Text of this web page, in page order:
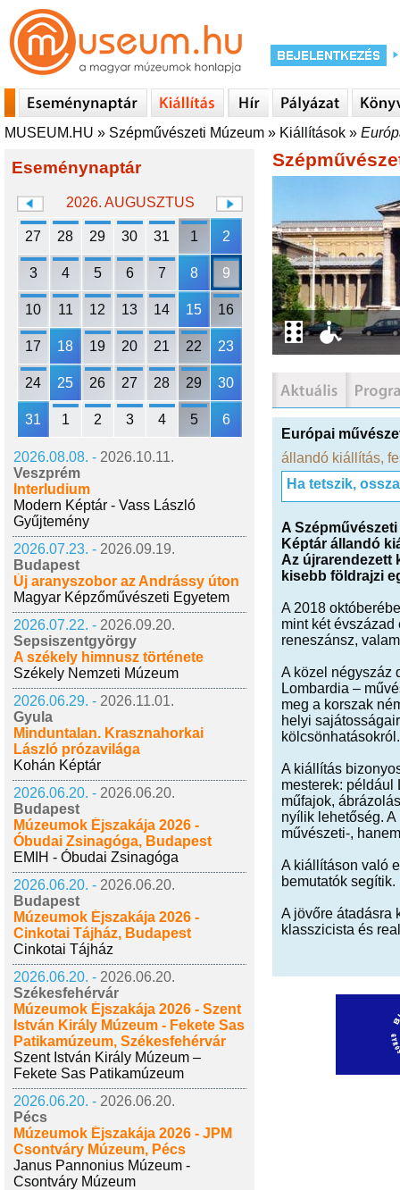
MUSEUM.HU » Szépművészeti Múzeum » Kiállítások »
Eseménynaptár
2026. AUGUSZTUS
27 28 29 30 31 1 2
3 4 5 6 7 8 9
10 11 12 13 14 15 16
17 18 19 20 21 22 23
24 25 26 27 28 29 30
31 1 2 3 4 5 6
2026.08.08. - 2026.10.11.
Veszprém
Interludium
Modern Képtár - Vass László
Gyűjtemény
2026.07.23. - 2026.09.19.
Budapest
Új aranyszobor az Andrássy úton
Magyar Képzőművészeti Egyetem
2026.07.22. - 2026.09.20.
Sepsiszentgyörgy
A székely himnusz története
Székely Nemzeti Múzeum
2026.06.29. - 2026.11.01.
Gyula
Minduntalan. Krasznahorkai
László prózavilága
Kohán Képtár
2026.06.20. - 2026.06.20.
Budapest
Múzeumok Éjszakája 2026 -
Óbudai Zsinagóga, Budapest
EMIH - Óbudai Zsinagóga
2026.06.20. - 2026.06.20.
Budapest
Múzeumok Éjszakája 2026 -
Cinkotai Tájház, Budapest
Cinkotai Tájház
2026.06.20. - 2026.06.20.
Székesfehérvár
Múzeumok Éjszakája 2026 - Szent
István Király Múzeum - Fekete Sas
Patikamúzeum, Székesfehérvár
Szent István Király Múzeum –
Fekete Sas Patikamúzeum
2026.06.20. - 2026.06.20.
Pécs
Múzeumok Éjszakája 2026 - JPM
Csontváry Múzeum, Pécs
Janus Pannonius Múzeum -
Csontváry Múzeum
Európai
állandó kiállítás,
Ha tetszik,
A
Képtár állandó
Az újrarendezett
kisebb földrajzi
A 2018
mint két évszázad
reneszánsz,
A közel négyszáz
Lombardia –
meg a korszak
helyi
kölcsönhatásokról.
A kiállítás
mesterek: például
műfajok,
nyílik lehetőség.
művészeti-,
A kiállításon való
bemutatók segítik.
A jövőre átadásra
klasszicista és